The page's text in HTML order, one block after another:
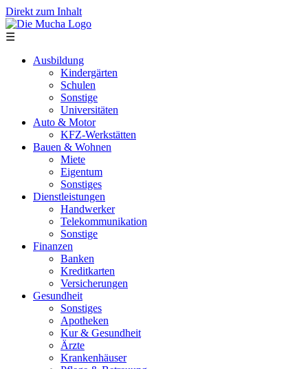
Direkt zum Inhalt
☰
Ausbildung
Kindergärten
Schulen
Sonstige
Universitäten
Auto & Motor
KFZ-Werkstätten
Bauen & Wohnen
Miete
Eigentum
Sonstiges
Dienstleistungen
Handwerker
Telekommunikation
Sonstige
Finanzen
Banken
Kreditkarten
Versicherungen
Gesundheit
Sonstiges
Apotheken
Kur & Gesundheit
Ärzte
Krankenhäuser